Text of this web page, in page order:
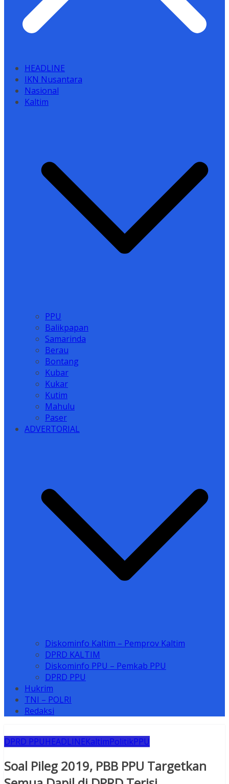
HEADLINE
IKN Nusantara
Nasional
Kaltim
PPU
Balikpapan
Samarinda
Berau
Bontang
Kubar
Kukar
Kutim
Mahulu
Paser
ADVERTORIAL
Diskominfo Kaltim – Pemprov Kaltim
DPRD KALTIM
Diskominfo PPU – Pemkab PPU
DPRD PPU
Hukrim
TNI – POLRI
Redaksi
DPRD PPUHEADLINEKaltimPolitikPPU
Soal Pileg 2019, PBB PPU Targetkan